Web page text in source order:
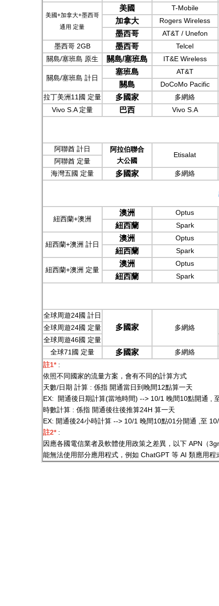
美國+加拿大+墨西哥
通用 定量
美國 T-Mobile
加拿大 Rogers Wireless
墨西哥
AT&T / Unefon
墨西哥 2GB
墨西哥
Telcel
關島/塞班島 原生
關島/塞班島 IT&E Wireless
關島/塞班島 計日
塞班島 AT&T
關島
DoCoMo Pacific
拉丁美洲11國 定量
多國家
多網絡
Vivo S.A 定量
巴西 Vivo S.A
阿聯酋 計日
阿拉伯聯合
大公國
Etisalat
阿聯酋定量
海灣五國 定量
多國家 多網絡
紐西蘭+澳洲
澳洲 Optus
紐西蘭 Spark
紐西蘭+澳洲 計日
澳洲 Optus
紐西蘭 Spark
紐西蘭+澳洲 定量
澳洲 Optus
紐西蘭 Spark
全球周遊24國 計日
多國家 多網絡
全球周遊24國 定量
全球周遊46國 定量
全球71國 定量
多國家
多網絡
註1* :
依照不同國家的流量方案，會有不同的計算方式
天數/日期 計算 : 係指 開通當日到晚間12點算一天
EX: 開通後日期計算(當地時間) --> 10/1 晚間10點開通 ,
時數計算 : 係指 開通後往後推算24H 算一天
EX: 開通後24小時計算 --> 10/1 晚間10點01分開通 ,至
註2* :
因應各國電信業者及軟體使用政策之差異，以下 APN（
能無法使用部分應用程式，例如 ChatGPT 等 AI 類應用程